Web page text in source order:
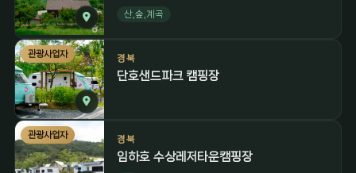
산,숲,계곡
관광사업자 경북
단호샌드파크 캠핑장
관광사업자 경북
임하호 수상레저타운캠핑장